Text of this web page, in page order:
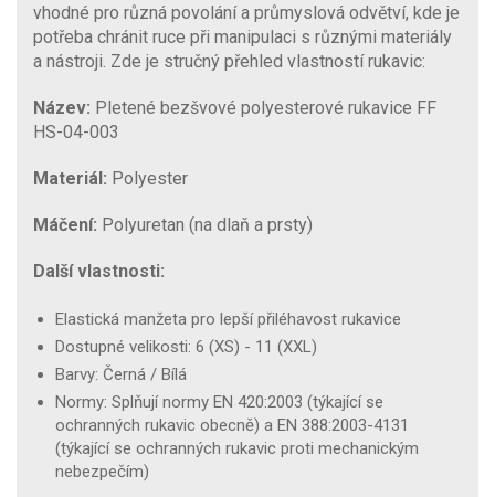
vhodné pro různá povolání a průmyslová odvětví, kde je
potřeba chránit ruce při manipulaci s různými materiály
a nástroji. Zde je stručný přehled vlastností rukavic:
Název: Pletené bezšvové polyesterové rukavice FF
HS-04-003
Materiál: Polyester
Máčení: Polyuretan (na dlaň a prsty)
Další vlastnosti:
Elastická manžeta pro lepší přiléhavost rukavice
Dostupné velikosti: 6 (XS) - 11 (XXL)
Barvy: Černá / Bílá
Normy: Splňují normy EN 420:2003 (týkající se
ochranných rukavic obecně) a EN 388:2003-4131
(týkající se ochranných rukavic proti mechanickým
nebezpečím)